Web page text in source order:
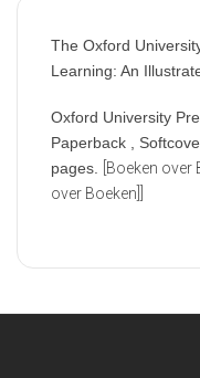
The Oxford
Learning: An
Oxford University
Paperback ,
pages. [Boeken
over Boeken]]